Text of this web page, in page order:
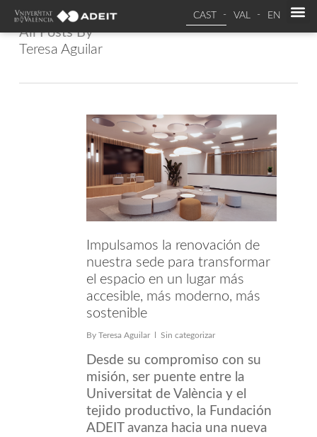
CAST VAL EN
All Posts By
Teresa Aguilar
Impulsamos la renovación de
nuestra sede para transformar
el espacio en un lugar más
accesible, más moderno, más
sostenible
By Teresa Aguilar Sin categorizar
Desde su compromiso con su
misión, ser puente entre la
Universitat de València y el
tejido productivo, la Fundación
ADEIT avanza hacia una nueva